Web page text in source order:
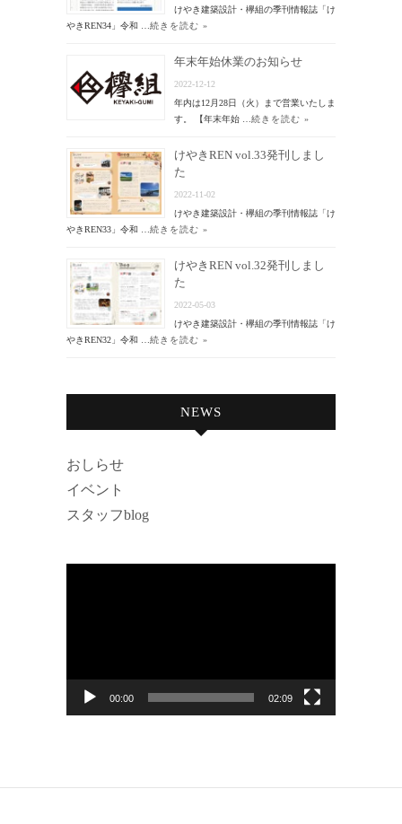
けやき建築設計・欅組の季刊情報誌「け
やきREN34」令和 … 続きを読む »
年末年始休業のお知らせ
2022-12-12
年内は12月28日（火）まで営業いたしま
す。 【年末年始 … 続きを読む »
けやきREN vol.33発刊しまし
た
2022-11-02
けやき建築設計・欅組の季刊情報誌「け
やきREN33」令和 … 続きを読む »
けやきREN vol.32発刊しまし
た
2022-05-03
けやき建築設計・欅組の季刊情報誌「け
やきREN32」令和 … 続きを読む »
NEWS
おしらせ
イベント
スタッフblog
00:00 02:09